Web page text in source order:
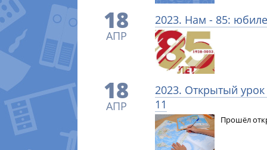
18
АПР
2023. Нам - 85:
18
АПР
2023. Открытый
11
Прошёл